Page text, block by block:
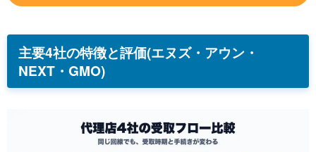
主要4社の特徴と評価(エヌズ・アウン・
NEXT・GMO)